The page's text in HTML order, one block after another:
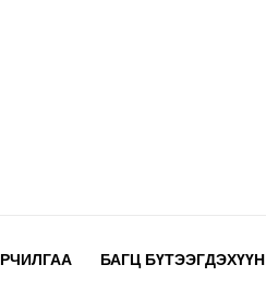
БАГЦ БҮТЭЭГДЭХҮҮН